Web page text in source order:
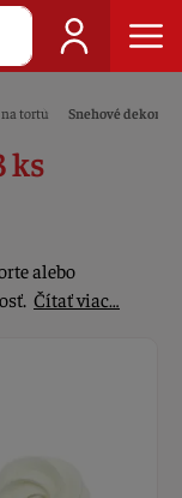
na tortu Snehové
ks
alebo
Čítať viac…